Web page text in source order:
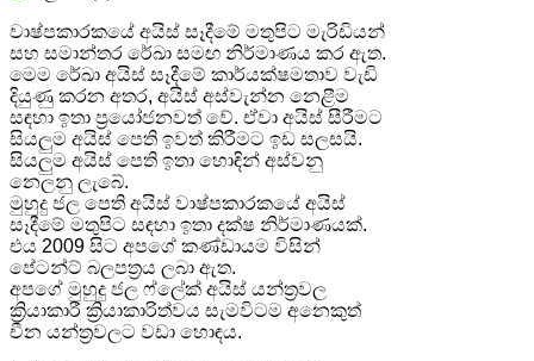
වාෂ්පකාරකයේ අයිස් සෑදීමේ මතුපිට මැරිඩියන්
සහ සමාන්තර රේඛා සමඟ නිර්මාණය කර ඇත.
මෙම රේඛා අයිස් සෑදීමේ කාර්යක්ෂමතාව වැඩි
දියුණු කරන අතර, අයිස් අස්වැන්න නෙළීම
සඳහා ඉතා ප්‍රයෝජනවත් වේ. ඒවා අයිස් සීරීමට
සියලුම අයිස් පෙති ඉවත් කිරීමට ඉඩ සලසයි.
සියලුම අයිස් පෙති ඉතා හොඳින් අස්වනු
නෙලනු ලැබේ.
මුහුදු ජල පෙති අයිස් වාෂ්පකාරකයේ අයිස්
සෑදීමේ මතුපිට සඳහා ඉතා දක්ෂ නිර්මාණයක්.
එය 2009 සිට අපගේ කණ්ඩායම විසින්
පේටන්ට් බලපත්‍රය ලබා ඇත.
අපගේ මුහුදු ජල ෆ්ලේක් අයිස් යන්ත්‍රවල
ක්‍රියාකාරී ක්‍රියාකාරිත්වය සැමවිටම අනෙකුත්
චීන යන්ත්‍රවලට වඩා හොඳය.